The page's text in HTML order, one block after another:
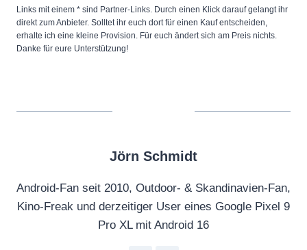
Links mit einem * sind Partner-Links. Durch einen Klick darauf gelangt ihr
direkt zum Anbieter. Solltet ihr euch dort für einen Kauf entscheiden,
erhalte ich eine kleine Provision. Für euch ändert sich am Preis nichts.
Danke für eure Unterstützung!
Jörn Schmidt
Android-Fan seit 2010, Outdoor- & Skandinavien-Fan,
Kino-Freak und derzeitiger User eines Google Pixel 9
Pro XL mit Android 16